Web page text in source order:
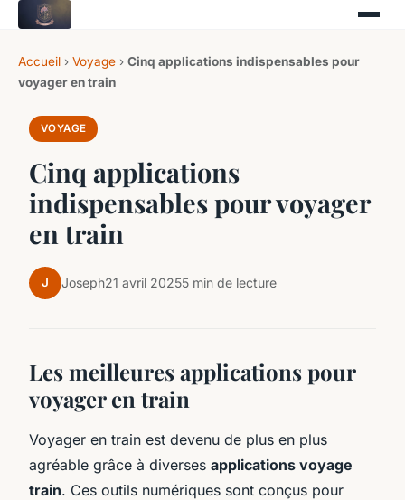
Accueil › Voyage › Cinq applications indispensables pour
voyager en train
VOYAGE
Cinq applications
indispensables pour voyager
en train
J Joseph21 avril 20255 min de lecture
Les meilleures applications pour
voyager en train
Voyager en train est devenu de plus en plus
agréable grâce à diverses applications voyage
train. Ces outils numériques sont conçus pour